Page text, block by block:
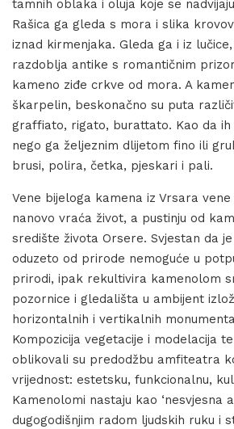
tamnih oblaka i oluja koje se
Rašica ga gleda s mora i slika
iznad kirmenjaka. Gleda ga i iz
razdoblja antike s romantičnim
kameno ziđe crkve od mora. A
škarpelin, beskonačno su puta
graffiato, rigato, burattato. Kao da
nego ga željeznim dlijetom fino ili
brusi, polira, četka, pjeskari i pali.
Vene bijeloga kamena iz Vrsara vene
nanovo vraća život, a pustinju od
središte života Orsere. Svjestan da
oduzeto od prirode nemoguće u
prirodi, ipak rekultivira kamenolom
pozornice i gledališta u ambijent
horizontalnih i vertikalnih
Kompozicija vegetacije i modelacija
oblikovali su predodžbu amfiteatra
vrijednost: estetsku, funkcionalnu,
Kamenolomi nastaju kao ‘nesvjesna
dugogodišnjim radom ljudskih ruku i